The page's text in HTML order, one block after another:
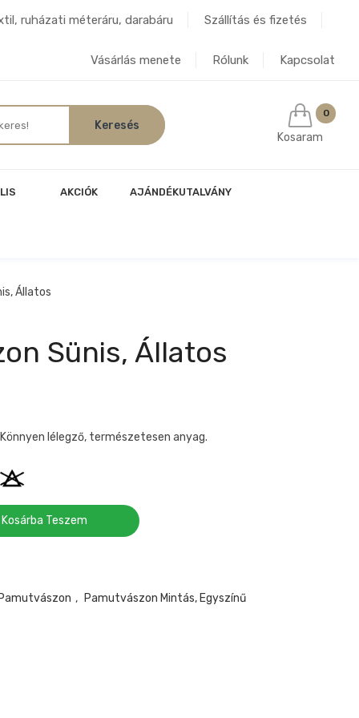
ruházati méteráru, darabáru Szállítás és fizetés
Vásárlás menete Rólunk Kapcsolat
0
Kosaram
AKCIÓK AJÁNDÉKUTALVÁNY
Állatos
Sünis, Állatos
lélegző, természetesen anyag.
Kosárba Teszem
, Pamutvászon Mintás, Egyszínű